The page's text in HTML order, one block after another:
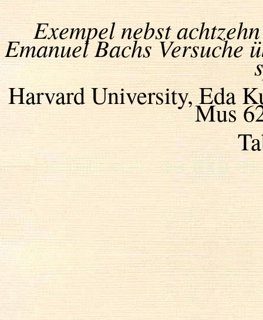
Exempel nebst
Emanuel Bachs Versuche
Harvard University, Eda
Mus